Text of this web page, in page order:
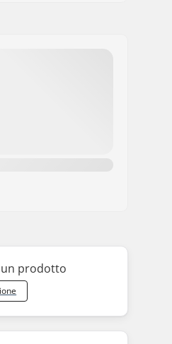
un prodotto